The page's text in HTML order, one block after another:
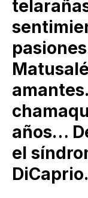
años…
el